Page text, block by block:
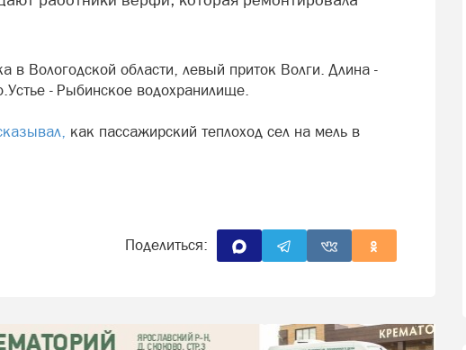
в Вологодской области, левый приток Волги. Длина -
- Рыбинское водохранилище.
как пассажирский теплоход сел на мель в
Поделиться: